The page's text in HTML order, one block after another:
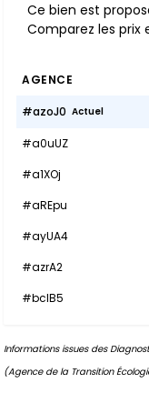
Ce bien est
Comparez les prix
AGENCE
#azoJ0 Actuel
#a0uUZ
#a1XOj
#aREpu
#ayUA4
#azrA2
#bclB5
Informations issues des
(Agence de la Transition